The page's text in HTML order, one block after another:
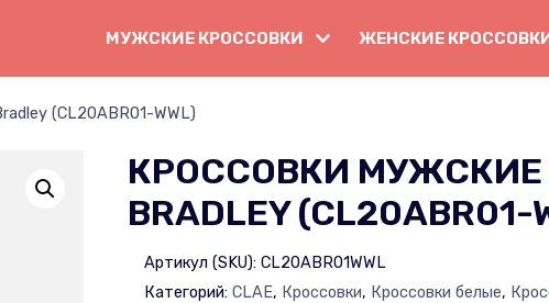
МУЖСКИЕ КРОССОВКИ ЖЕНСКИЕ
(CL20ABR01-WWL)
КРОССОВКИ МУЖСКИЕ
BRADLEY (CL20ABR01-
Артикул (SKU):CL20ABR01WWL
Категорий:CLAE, Кроссовки, Кроссовки белые,